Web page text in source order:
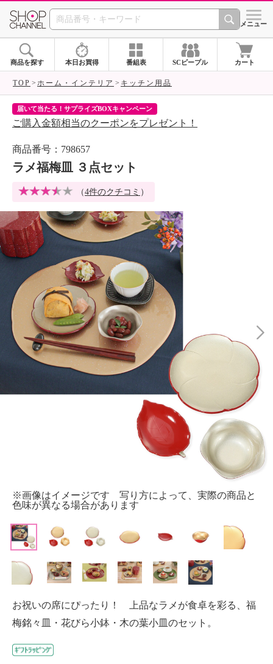
SHOP CHANNEL シメニュー
商品を探す 本日お買得 番組表 SCピープル カート
TOP ホーム・インテリア キッチン用品
届いて当たる！サプライズBOXキャンペーン
ご購入金額相当のクーポンをプレゼント！
商品番号：798657
ラメ福梅皿 ３点セット
（4件のクチコミ ）
※画像はイメージです 写り方によって、実際の商品と
色味が異なる場合があります
お祝いの席にぴったり！ 上品なラメが食卓を彩る、福
梅銘々皿・花びら小鉢・木の葉小皿のセット。